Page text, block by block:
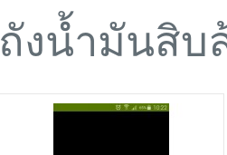
ถังน้ำมันสิบ